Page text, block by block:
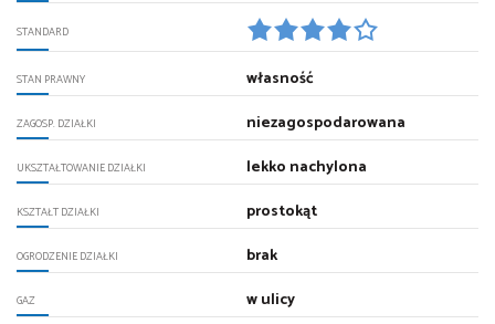
STANDARD
STAN PRAWNY własność
ZAGOSP. DZIAŁKI niezagospodarowana
UKSZTAŁTOWANIE DZIAŁKI lekko nachylona
KSZTAŁT DZIAŁKI prostokąt
OGRODZENIE DZIAŁKI brak
GAZ w ulicy